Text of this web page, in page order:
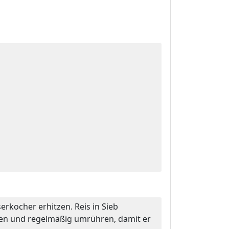
erhitzen. Reis in Sieb
und regelmäßig umrühren, damit er